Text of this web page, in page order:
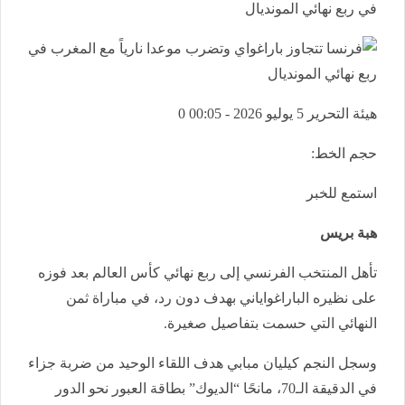
في ربع نهائي المونديال
هيئة التحرير 5 يوليو 2026 - 00:05 0
حجم الخط:
استمع للخبر
هبة بريس
تأهل المنتخب الفرنسي إلى ربع نهائي كأس العالم بعد فوزه
على نظيره الباراغواياني بهدف دون رد، في مباراة ثمن
النهائي التي حسمت بتفاصيل صغيرة.
وسجل النجم كيليان مبابي هدف اللقاء الوحيد من ضربة جزاء
في الدقيقة الـ70، مانحًا “الديوك” بطاقة العبور نحو الدور